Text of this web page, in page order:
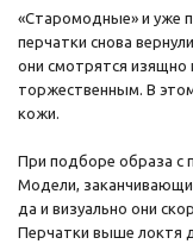
«Старомодные» и уже
перчатки снова
они смотрятся
торжественным. В
кожи.
При подборе образа с
Модели,
да и визуально они
Перчатки выше локтя